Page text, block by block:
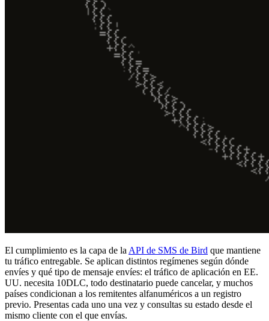
El cumplimiento es la capa de la API de SMS de Bird que mantiene
tu tráfico entregable. Se aplican distintos regímenes según dónde
envíes y qué tipo de mensaje envíes: el tráfico de aplicación en EE.
UU. necesita 10DLC, todo destinatario puede cancelar, y muchos
países condicionan a los remitentes alfanuméricos a un registro
previo. Presentas cada uno una vez y consultas su estado desde el
mismo cliente con el que envías.